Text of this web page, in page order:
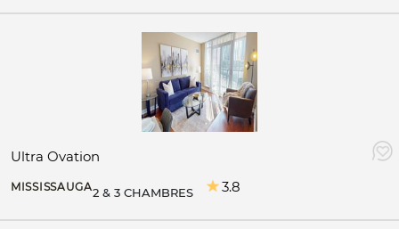
Ultra Ovation
MISSISSAUGA2 & 3 CHAMBRES 3.8